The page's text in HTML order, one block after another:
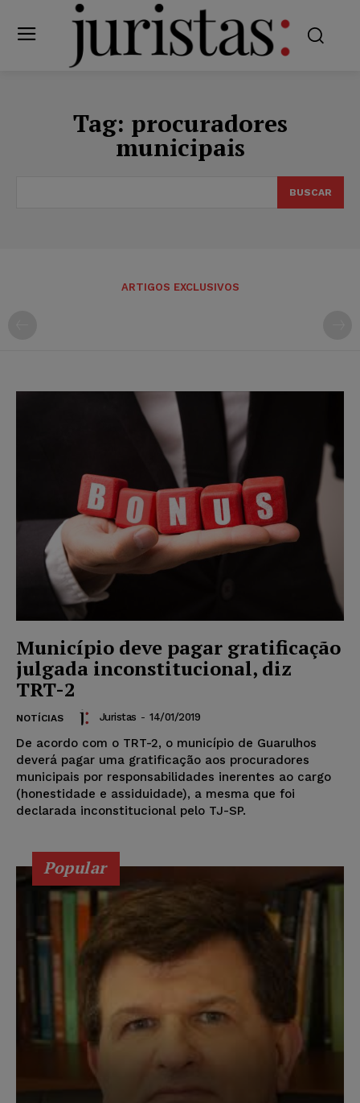
Tag: procuradores
municipais
BUSCAR
ARTIGOS EXCLUSIVOS
Município deve pagar gratificação
julgada inconstitucional, diz
TRT-2
NOTÍCIAS Juristas - 14/01/2019
De acordo com o TRT-2, o município de Guarulhos
deverá pagar uma gratificação aos procuradores
municipais por responsabilidades inerentes ao cargo
(honestidade e assiduidade), a mesma que foi
declarada inconstitucional pelo TJ-SP.
Popular